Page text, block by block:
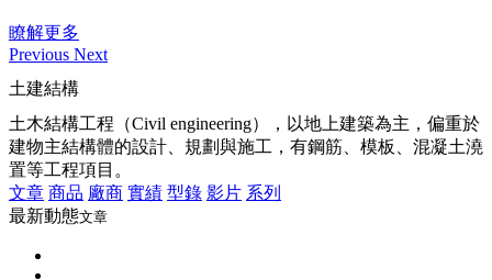
瞭解更多
Previous Next
土建結構
土木結構工程（Civil engineering），以地上建築為主，偏重於
建物主結構體的設計、規劃與施工，有鋼筋、模板、混凝土澆
置等工程項目。
文章 商品 廠商 實績 型錄 影片 系列
最新動態文章